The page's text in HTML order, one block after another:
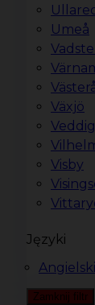
Umeå
Växjö
Visby
Języki
Zamknij filtr